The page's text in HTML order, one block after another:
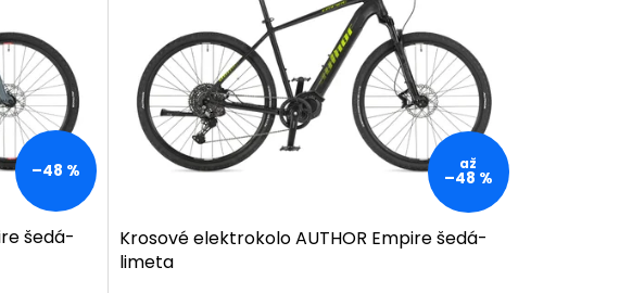
–48 %
šedá-
až
–48 %
Krosové elektrokolo AUTHOR Empire šedá-
limeta